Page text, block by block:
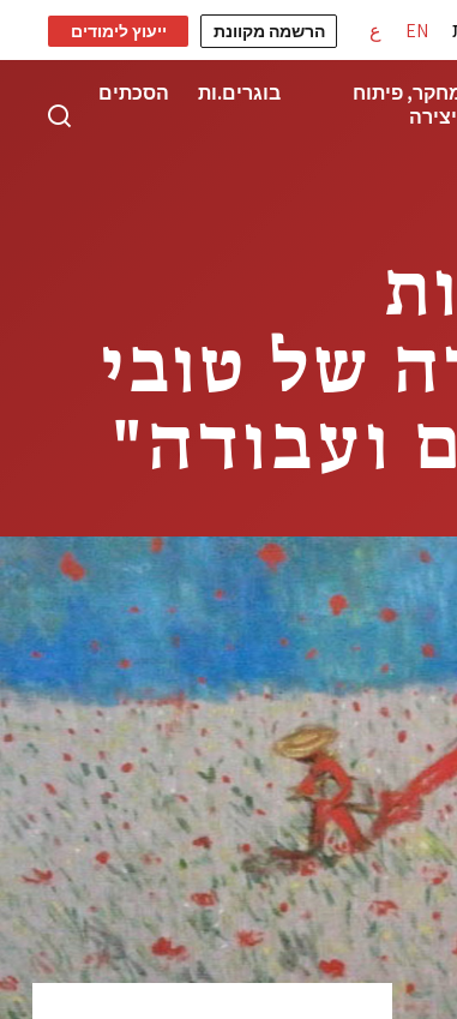
EN ع הרשמה מקוונת ייעוץ לימודים
פיתוח
בוגרים.ות הסכתים
של טובי
ועבודה"